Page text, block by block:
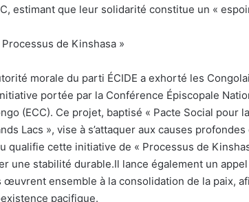
estimant que leur solidarité constitue un «
de Kinshasa »
morale du parti ÉCIDE a exhorté les
portée par la Conférence Épiscopale
(ECC). Ce projet, baptisé « Pacte Social pour
Lacs », vise à s’attaquer aux causes
qualifie cette initiative de « Processus de
une stabilité durable.Il lance également un
œuvrent ensemble à la consolidation de la paix,
pacifique.